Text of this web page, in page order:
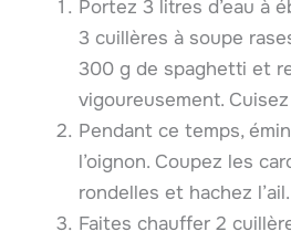
Portez 3 litres d’eau à
3 cuillères à soupe
300 g de spaghetti et
vigoureusement. Cuisez
Pendant ce temps,
l’oignon. Coupez les
rondelles et hachez l’ail.
Faites chauffer 2